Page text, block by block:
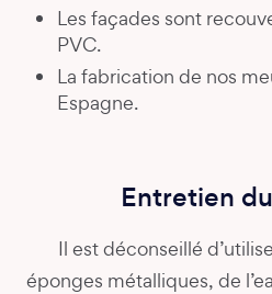
Les façades sont
PVC.
La fabrication de nos
Espagne.
Entretien
Il est déconseillé
éponges métalliques, de